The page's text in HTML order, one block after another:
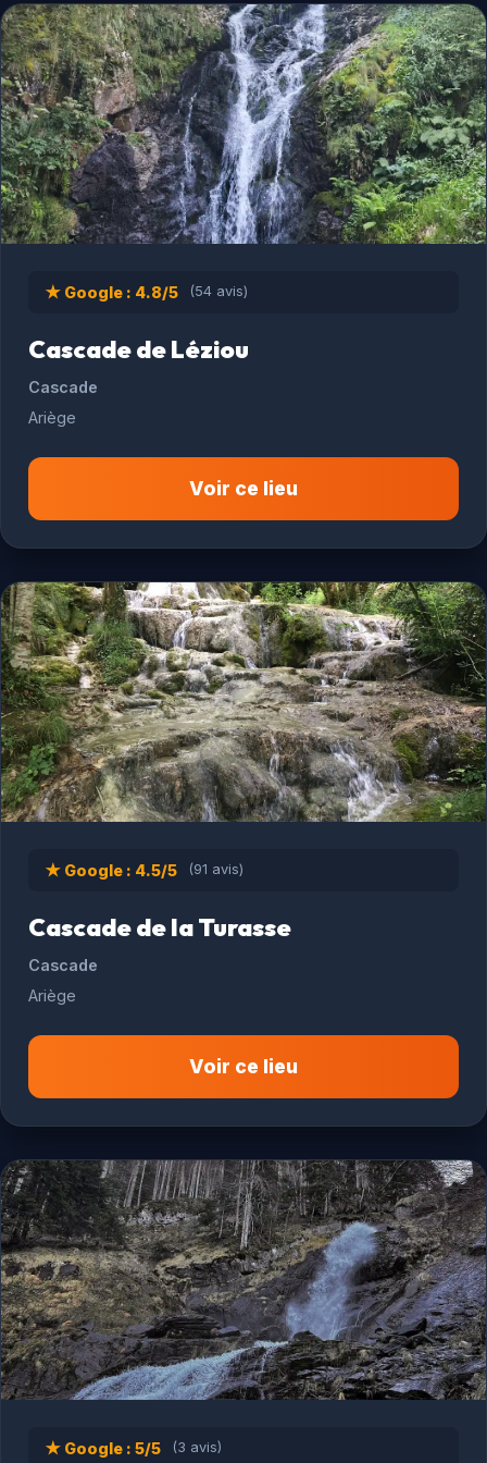
★ Google : 4.8/5 (54 avis)
Cascade de Léziou
Cascade
Ariège
Voir ce lieu
★ Google : 4.5/5 (91 avis)
Cascade de la Turasse
Cascade
Ariège
Voir ce lieu
★ Google : 5/5 (3 avis)